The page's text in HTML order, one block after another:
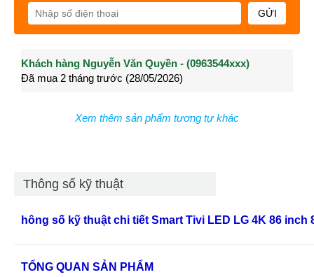
GỬI
Khách hàng Nguyễn Văn Quyền - (0963544xxx)
Đã mua 2 tháng trước (28/05/2026)
Khách hàng Nguyễn Thành Long - (0902021xxx)
Đã mua 3 tháng trước (27/04/2026)
Xem thêm sản phẩm tương tự khác
Thông số kỹ thuật
hông số kỹ thuật chi tiết Smart Tivi LED LG 4K 86 inch
TỔNG QUAN SẢN PHẨM